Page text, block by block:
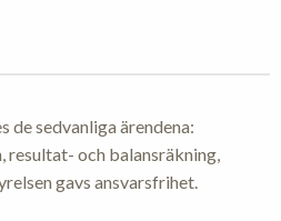
de sedvanliga ärendena:
resultat- och balansräkning,
gavs ansvarsfrihet.